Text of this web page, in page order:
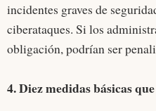
incidentes graves de
ciberataques. Si los
obligación, podrían ser
4. Diez medidas básicas